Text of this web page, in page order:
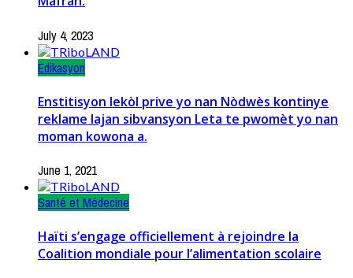
July 4, 2023
Edikasyon
Enstitisyon lekòl prive yo nan Nòdwès kontinye
reklame lajan sibvansyon Leta te pwomèt yo nan
moman kowona a.
June 1, 2021
Santé et Médecine
Haïti s’engage officiellement à rejoindre la
Coalition mondiale pour l’alimentation scolaire